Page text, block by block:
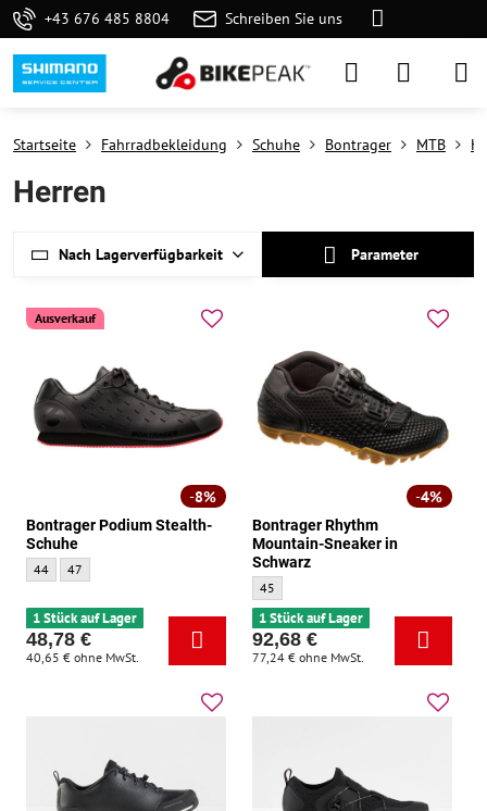
+43 676 485 8804 Schreiben Sie uns
Startseite Fahrradbekleidung Schuhe Bontrager MTB
Herren
Nach Lagerverfügbarkeit Parameter
8%
Ausverkauf
Bontrager Podium Stealth-
Schuhe
Bontrager Podium Stealth-Schuhe - Größe:
44 Bontrager Podium Stealth-Schuhe - Größe:
47
1 Stück auf Lager
48,78 €
40,65 € ohne MwSt.
4%
Bontrager Rhythm
Mountain-Sneaker in
Schwarz
Bontrager Rhythm Mountain-Sneaker in
45
1 Stück auf Lager
92,68 €
77,24 € ohne MwSt.